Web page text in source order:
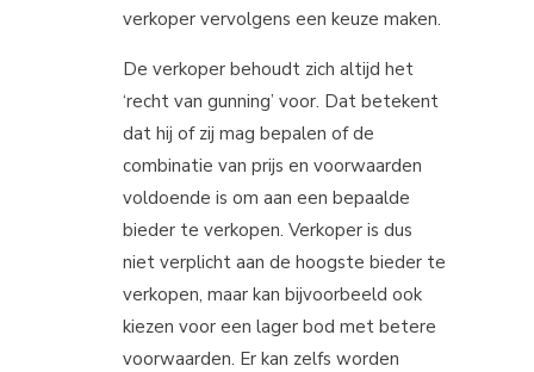
verkoper vervolgens een keuze maken.
De verkoper behoudt zich altijd het
‘recht van gunning’ voor. Dat betekent
dat hij of zij mag bepalen of de
combinatie van prijs en voorwaarden
voldoende is om aan een bepaalde
bieder te verkopen. Verkoper is dus
niet verplicht aan de hoogste bieder te
verkopen, maar kan bijvoorbeeld ook
kiezen voor een lager bod met betere
voorwaarden. Er kan zelfs worden